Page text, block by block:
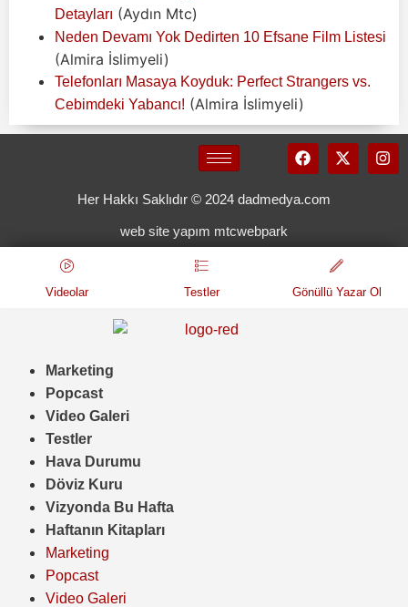
Detayları (Aydın Mtc)
Neden Devamı Yok Dedirten 10 Efsane Film Listesi
(Almira İslimyeli)
Telefonları Masaya Koyduk: Perfect Strangers vs.
Cebimdeki Yabancı! (Almira İslimyeli)
Her Hakkı Saklıdır © 2024 dadmedya.com
web site yapım mtcwebpark
Videolar Testler Gönüllü Yazar Ol
Marketing
Popcast
Video Galeri
Testler
Hava Durumu
Döviz Kuru
Vizyonda Bu Hafta
Haftanın Kitapları
Marketing
Popcast
Video Galeri